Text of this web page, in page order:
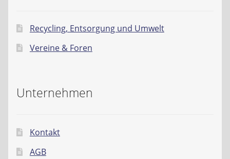
Recycling, Entsorgung und Umwelt
Vereine & Foren
Unternehmen
Kontakt
AGB